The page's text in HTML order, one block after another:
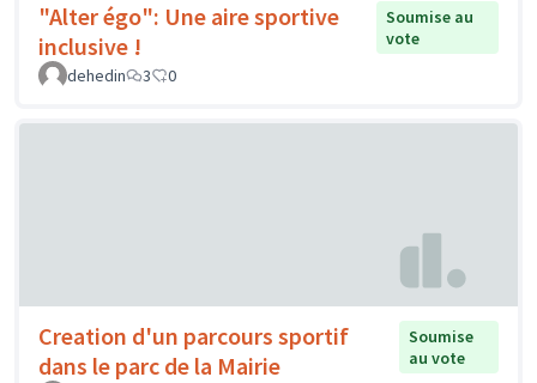
"Alter égo": Une aire sportive
inclusive !
Soumise au
vote
dehedin
3 0
Creation d'un parcours sportif
dans le parc de la Mairie
Soumise
au vote